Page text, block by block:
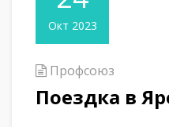
Окт 2023
Профсоюз
Поездка в